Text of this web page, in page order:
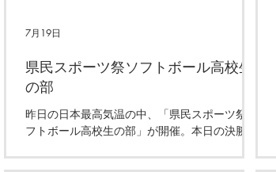
県民スポーツ祭ソフトボール高校生
の部
昨日の日本最高気温の中、「県民スポーツ祭ソ
フトボール高校生の部」が開催。本日の決勝戦
始まっています。しかし、暑い 熱中症に審判団
7月19日